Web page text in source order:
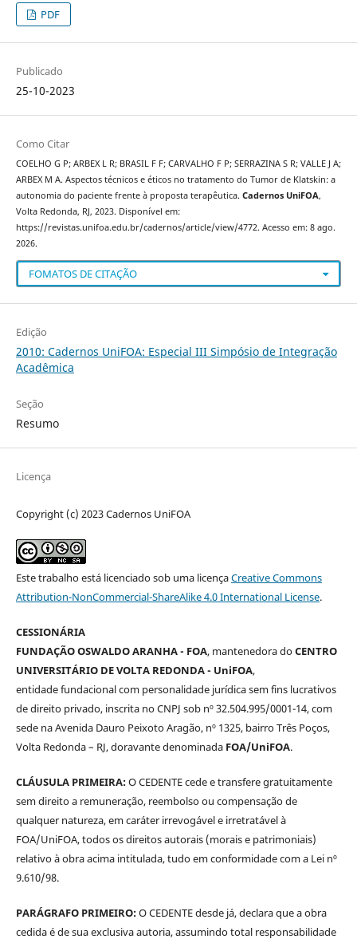
PDF
Publicado
25-10-2023
Como Citar
COELHO G P; ARBEX L R; BRASIL F F; CARVALHO F P; SERRAZINA S R; VALLE J A;
ARBEX M A. Aspectos técnicos e éticos no tratamento do Tumor de Klatskin: a
autonomia do paciente frente à proposta terapêutica. Cadernos UniFOA,
Volta Redonda, RJ, 2023. Disponível em:
https://revistas.unifoa.edu.br/cadernos/article/view/4772. Acesso em: 8 ago.
2026.
FOMATOS DE CITAÇÃO
Edição
2010: Cadernos UniFOA: Especial III Simpósio de Integração
Acadêmica
Seção
Resumo
Licença
Copyright (c) 2023 Cadernos UniFOA
Este trabalho está licenciado sob uma licençaCreative Commons
Attribution-NonCommercial-ShareAlike 4.0 International License.
CESSIONÁRIA
FUNDAÇÃO OSWALDO ARANHA - FOA, mantenedora doCENTRO
UNIVERSITÁRIO DE VOLTA REDONDA - UniFOA,
entidade fundacional com personalidade jurídica sem fins lucrativos
de direito privado, inscrita no CNPJ sob nº 32.504.995/0001-14, com
sede na Avenida Dauro Peixoto Aragão, nº 1325, bairro Três Poços,
Volta Redonda – RJ, doravante denominada FOA/UniFOA.
CLÁUSULA PRIMEIRA:O CEDENTE cede e transfere gratuitamente
sem direito a remuneração, reembolso ou compensação de
qualquer natureza, em caráter irrevogável e irretratável à
FOA/UniFOA, todos os direitos autorais (morais e patrimoniais)
relativo à obra acima intitulada, tudo em conformidade com a Lei nº
9.610/98.
PARÁGRAFO PRIMEIRO:O CEDENTE desde já, declara que a obra
cedida é de sua exclusiva autoria, assumindo total responsabilidade